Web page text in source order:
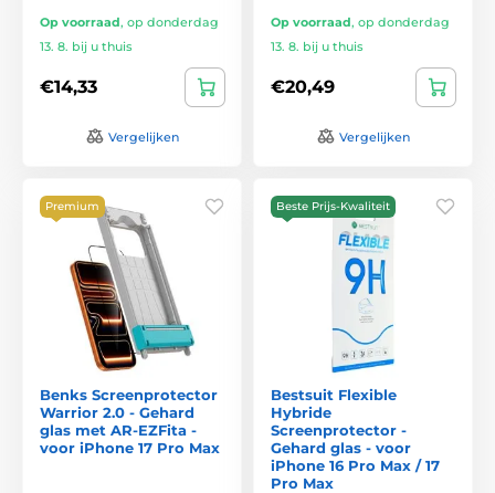
Op voorraad, op donderdag
13. 8. bij u thuis
€14,33
Vergelijken
Op voorraad, op donderdag
13. 8. bij u thuis
€20,49
Vergelijken
Premium
Benks Screenprotector
Warrior 2.0 - Gehard
glas met AR-EZFita -
voor iPhone 17 Pro Max
Beste Prijs-Kwaliteit
Bestsuit Flexible
Hybride
Screenprotector -
Gehard glas - voor
iPhone 16 Pro Max / 17
Pro Max